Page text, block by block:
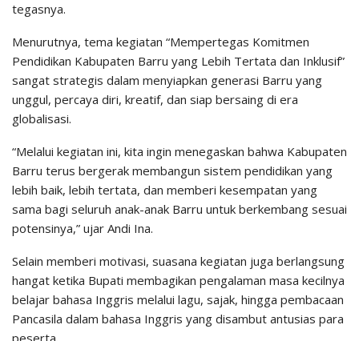
tegasnya.
Menurutnya, tema kegiatan “Mempertegas Komitmen
Pendidikan Kabupaten Barru yang Lebih Tertata dan Inklusif”
sangat strategis dalam menyiapkan generasi Barru yang
unggul, percaya diri, kreatif, dan siap bersaing di era
globalisasi.
“Melalui kegiatan ini, kita ingin menegaskan bahwa Kabupaten
Barru terus bergerak membangun sistem pendidikan yang
lebih baik, lebih tertata, dan memberi kesempatan yang
sama bagi seluruh anak-anak Barru untuk berkembang sesuai
potensinya,” ujar Andi Ina.
Selain memberi motivasi, suasana kegiatan juga berlangsung
hangat ketika Bupati membagikan pengalaman masa kecilnya
belajar bahasa Inggris melalui lagu, sajak, hingga pembacaan
Pancasila dalam bahasa Inggris yang disambut antusias para